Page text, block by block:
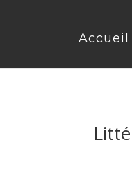
Accueil